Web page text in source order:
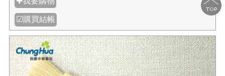
☑購買結帳